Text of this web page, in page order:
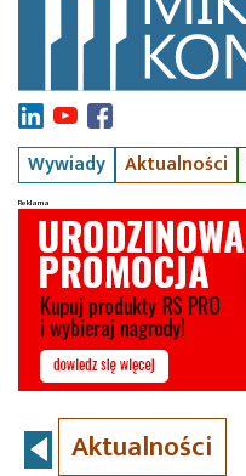
Wywiady Aktualności
Aktualności